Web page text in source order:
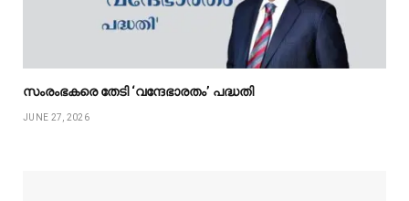
സംരംഭകരെ തേടി ‘വന്ദേഭാരതം’ പദ്ധതി
JUNE 27, 2026